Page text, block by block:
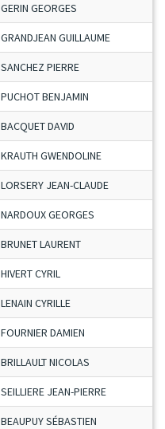
GERIN GEORGES
GRANDJEAN GUILLAUME
SANCHEZ PIERRE
PUCHOT BENJAMIN
BACQUET DAVID
KRAUTH GWENDOLINE
LORSERY JEAN-CLAUDE
NARDOUX GEORGES
BRUNET LAURENT
HIVERT CYRIL
LENAIN CYRILLE
FOURNIER DAMIEN
BRILLAULT NICOLAS
SEILLIERE JEAN-PIERRE
BEAUPUY SÉBASTIEN